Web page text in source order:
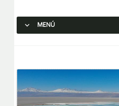
MENÚ